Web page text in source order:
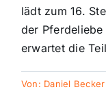
Panorama
Mein Stadtteil
lädt zum 16.
der
erwartet die
Von: Daniel Becker